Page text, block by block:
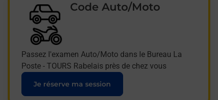
Code Auto/Moto
Passez l'examen Auto/Moto dans le Bureau La
Poste - TOURS Rabelais près de chez vous
Je réserve ma session